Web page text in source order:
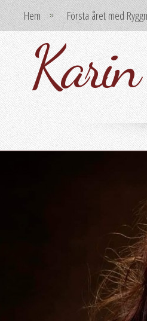
Hem Första året med
Karin